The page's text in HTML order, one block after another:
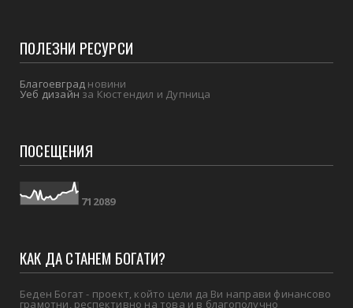
ПОЛЕЗНИ РЕСУРСИ
Благоевград новини
Уеб дизайнза Кюстендил и Дупница
ПОСЕЩЕНИЯ
71 2089
КАК ДА СТАНЕМ БОГАТИ?
Беден Богат - проект, който цели да Ви направи финансово
грамотни, респективно на това и в благополучно